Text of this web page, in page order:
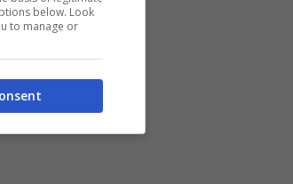
below. Look
to manage or